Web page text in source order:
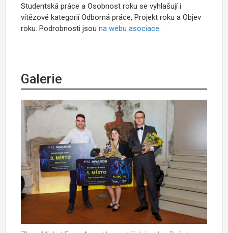
Studentská práce a Osobnost roku se vyhlašují i
vítězové kategorií Odborná práce, Projekt roku a Objev
roku. Podrobnosti jsou na webu asociace.
Galerie